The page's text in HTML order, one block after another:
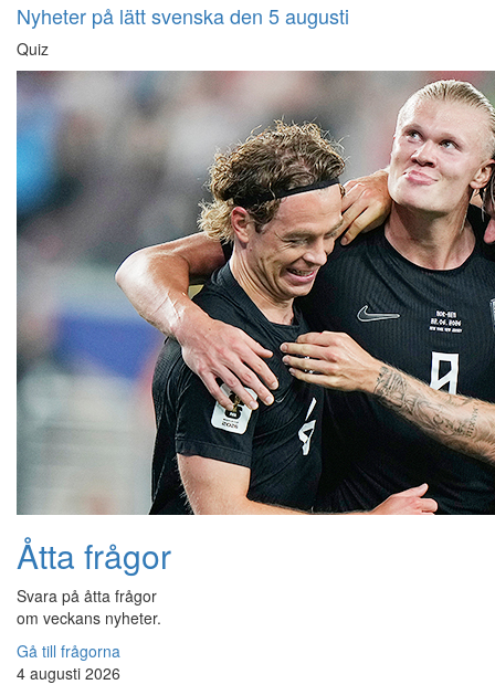
Nyheter på lätt svenska den 5 augusti
Quiz
Åtta frågor
Svara på åtta frågor
om veckans nyheter.
Gå till frågorna
4 augusti 2026